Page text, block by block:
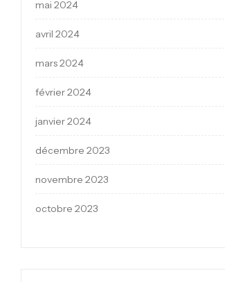
mai 2024
avril 2024
mars 2024
février 2024
janvier 2024
décembre 2023
novembre 2023
octobre 2023